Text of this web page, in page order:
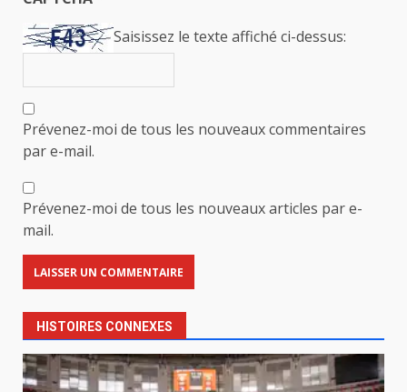
Saisissez le texte affiché ci-dessus:
Prévenez-moi de tous les nouveaux commentaires
par e-mail.
Prévenez-moi de tous les nouveaux articles par e-
mail.
HISTOIRES CONNEXES